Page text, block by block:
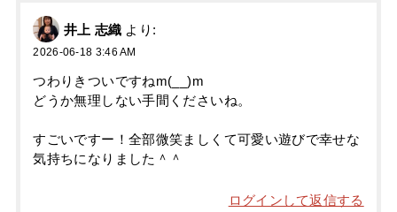
井上 志織 より:
2026-06-18 3:46 AM
つわりきついですねm(__)m
どうか無理しない手間くださいね。
すごいですー！全部微笑ましくて可愛い遊びで幸せな
気持ちになりました＾＾
ログインして返信する